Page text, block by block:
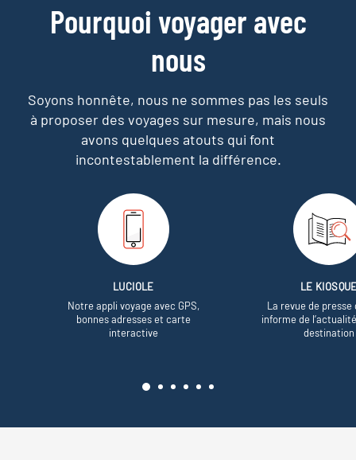
Pourquoi voyager avec
nous
Soyons honnête, nous ne sommes pas les seuls
à proposer des voyages sur mesure, mais nous
avons quelques atouts qui font
incontestablement la différence.
LUCIOLE
Notre appli voyage avec GPS,
bonnes adresses et carte
interactive
LE
La revue de presse
informe de
destination